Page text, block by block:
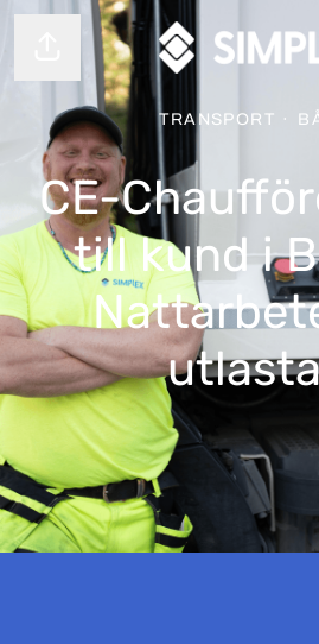
Dela sidan
TRANSPORT ·
CE-
till kund i